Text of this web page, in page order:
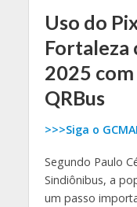
Uso do
Fortaleza
2025
QRBus
>>>Siga o
Segundo Paulo
Sindiônibus, a
um passo